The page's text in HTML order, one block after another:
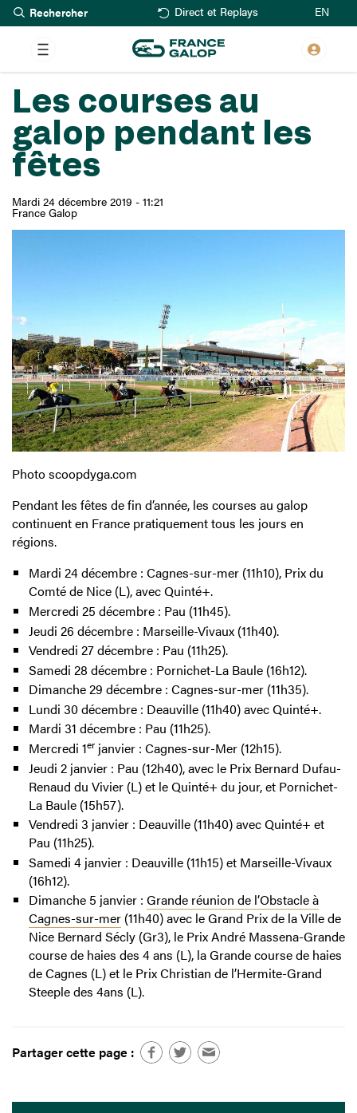
Aller
au
contenu
principal
Rechercher Direct et Replays EN
Les courses au
galop pendant les
fêtes
Mardi 24 décembre 2019 - 11:21
France Galop
Photo scoopdyga.com
Pendant les fêtes de fin d’année, les courses au galop
continuent en France pratiquement tous les jours en
régions.
Mardi 24 décembre : Cagnes-sur-mer (11h10), Prix du
Comté de Nice (L), avec Quinté+.
Mercredi 25 décembre : Pau (11h45).
Jeudi 26 décembre : Marseille-Vivaux (11h40).
Vendredi 27 décembre : Pau (11h25).
Samedi 28 décembre : Pornichet-La Baule (16h12).
Dimanche 29 décembre : Cagnes-sur-mer (11h35).
Lundi 30 décembre : Deauville (11h40) avec Quinté+.
Mardi 31 décembre : Pau (11h25).
Mercredi 1erjanvier : Cagnes-sur-Mer (12h15).
Jeudi 2 janvier : Pau (12h40), avec le Prix Bernard Dufau-
Renaud du Vivier (L) et le Quinté+ du jour, et Pornichet-
La Baule (15h57).
Vendredi 3 janvier : Deauville (11h40) avec Quinté+ et
Pau (11h25).
Samedi 4 janvier : Deauville (11h15) et Marseille-Vivaux
(16h12).
Dimanche 5 janvier : Grande réunion de l’Obstacle à
Cagnes-sur-mer(11h40) avec le Grand Prix de la Ville de
Nice Bernard Sécly (Gr3), le Prix André Massena-Grande
course de haies des 4 ans (L), la Grande course de haies
de Cagnes (L) et le Prix Christian de l’Hermite-Grand
Steeple des 4ans (L).
Partager cette page :